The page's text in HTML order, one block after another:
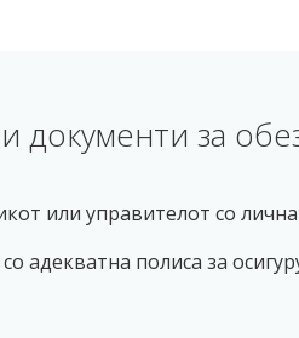
документи за
или управителот со
адекватна полиса за